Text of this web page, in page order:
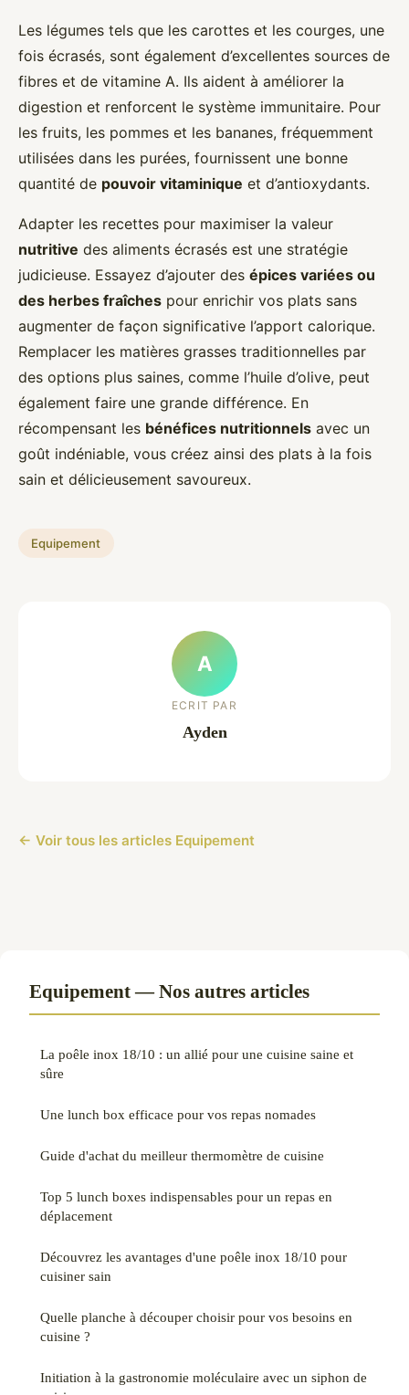
Les légumes tels que les carottes et les courges, une
fois écrasés, sont également d’excellentes sources de
fibres et de vitamine A. Ils aident à améliorer la
digestion et renforcent le système immunitaire. Pour
les fruits, les pommes et les bananes, fréquemment
utilisées dans les purées, fournissent une bonne
quantité de pouvoir vitaminique et d’antioxydants.
Adapter les recettes pour maximiser la valeur
nutritive des aliments écrasés est une stratégie
judicieuse. Essayez d’ajouter des épices variées ou
des herbes fraîches pour enrichir vos plats sans
augmenter de façon significative l’apport calorique.
Remplacer les matières grasses traditionnelles par
des options plus saines, comme l’huile d’olive, peut
également faire une grande différence. En
récompensant les bénéfices nutritionnels avec un
goût indéniable, vous créez ainsi des plats à la fois
sain et délicieusement savoureux.
Equipement
A
ECRIT PAR
Ayden
← Voir tous les articles Equipement
Equipement — Nos autres articles
La poêle inox 18/10 : un allié pour une cuisine saine et
sûre
Une lunch box efficace pour vos repas nomades
Guide d'achat du meilleur thermomètre de cuisine
Top 5 lunch boxes indispensables pour un repas en
déplacement
Découvrez les avantages d'une poêle inox 18/10 pour
cuisiner sain
Quelle planche à découper choisir pour vos besoins en
cuisine ?
Initiation à la gastronomie moléculaire avec un siphon de